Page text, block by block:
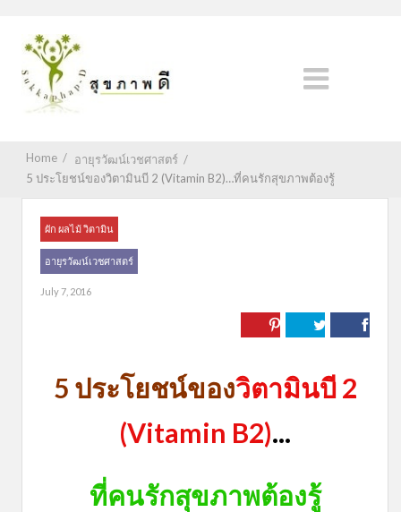
Home / อายุรวัฒน์เวชศาสตร์ /
5 ประโยชน์ของวิตามินบี 2 (Vitamin B2)…ที่คนรักสุขภาพต้องรู้
ผัก ผลไม้ วิตามิน
อายุรวัฒน์เวชศาสตร์
July 7, 2016
5 ประโยชน์ของวิตามินบี 2
(Vitamin B2)...
ที่คนรักสุขภาพต้องรู้